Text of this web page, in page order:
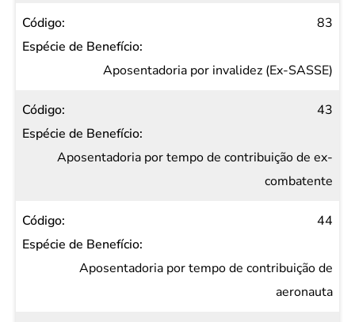
83
Aposentadoria por invalidez (Ex-SASSE)
43
Aposentadoria por tempo de contribuição de ex-
combatente
44
Aposentadoria por tempo de contribuição de
aeronauta